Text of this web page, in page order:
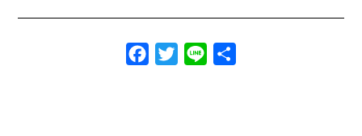
FacebookTwitterLine